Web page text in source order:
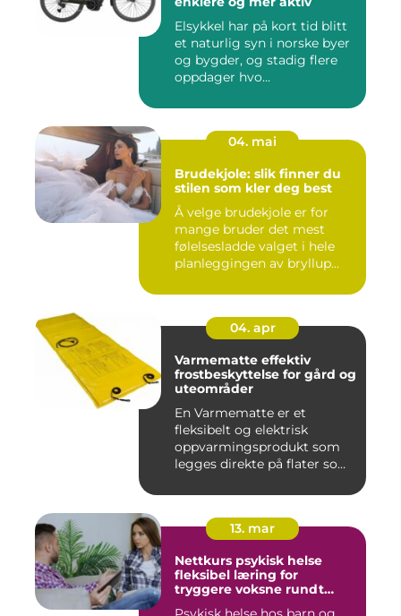
Elsykkel har på kort tid blitt
et naturlig syn i norske byer
og bygder, og stadig flere
oppdager hvo...
04. mai
Brudekjole: slik finner du
stilen som kler deg best
Å velge brudekjole er for
mange bruder det mest
følelsesladde valget i hele
planleggingen av bryllup...
04. apr
Varmematte effektiv
frostbeskyttelse for gård og
uteområder
En Varmematte er et
fleksibelt og elektrisk
oppvarmingsprodukt som
legges direkte på flater som
13. mar
Nettkurs psykisk helse
fleksibel læring for
tryggere voksne rundt